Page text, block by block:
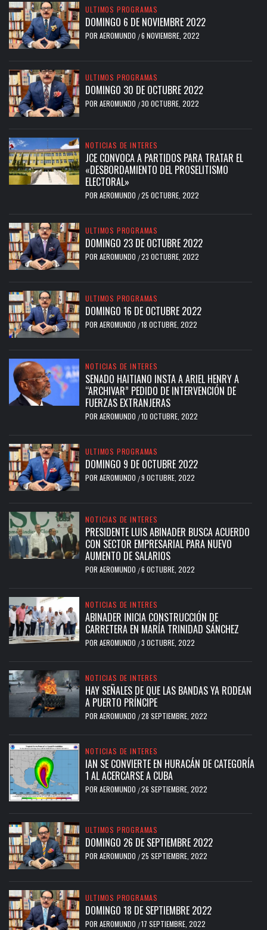
ULTIMOS PROGRAMAS
DOMINGO 6 DE NOVIEMBRE 2022
POR AEROMUNDO /6 NOVIEMBRE, 2022
ULTIMOS PROGRAMAS
DOMINGO 30 DE OCTUBRE 2022
POR AEROMUNDO /30 OCTUBRE, 2022
NOTICIAS DE INTERES
JCE CONVOCA A PARTIDOS PARA TRATAR EL
«DESBORDAMIENTO DEL PROSELITISMO
ELECTORAL»
POR AEROMUNDO /25 OCTUBRE, 2022
ULTIMOS PROGRAMAS
DOMINGO 23 DE OCTUBRE 2022
POR AEROMUNDO /23 OCTUBRE, 2022
ULTIMOS PROGRAMAS
DOMINGO 16 DE OCTUBRE 2022
POR AEROMUNDO /18 OCTUBRE, 2022
NOTICIAS DE INTERES
SENADO HAITIANO INSTA A ARIEL HENRY A
“ARCHIVAR” PEDIDO DE INTERVENCIÓN DE
FUERZAS EXTRANJERAS
POR AEROMUNDO /10 OCTUBRE, 2022
ULTIMOS PROGRAMAS
DOMINGO 9 DE OCTUBRE 2022
POR AEROMUNDO /9 OCTUBRE, 2022
NOTICIAS DE INTERES
PRESIDENTE LUIS ABINADER BUSCA ACUERDO
CON SECTOR EMPRESARIAL PARA NUEVO
AUMENTO DE SALARIOS
POR AEROMUNDO /6 OCTUBRE, 2022
NOTICIAS DE INTERES
ABINADER INICIA CONSTRUCCIÓN DE
CARRETERA EN MARÍA TRINIDAD SÁNCHEZ
POR AEROMUNDO /3 OCTUBRE, 2022
NOTICIAS DE INTERES
HAY SEÑALES DE QUE LAS BANDAS YA RODEAN
A PUERTO PRÍNCIPE
POR AEROMUNDO /28 SEPTIEMBRE, 2022
NOTICIAS DE INTERES
IAN SE CONVIERTE EN HURACÁN DE CATEGORÍA
1 AL ACERCARSE A CUBA
POR AEROMUNDO /26 SEPTIEMBRE, 2022
ULTIMOS PROGRAMAS
DOMINGO 26 DE SEPTIEMBRE 2022
POR AEROMUNDO /25 SEPTIEMBRE, 2022
ULTIMOS PROGRAMAS
DOMINGO 18 DE SEPTIEMBRE 2022
POR AEROMUNDO /17 SEPTIEMBRE, 2022